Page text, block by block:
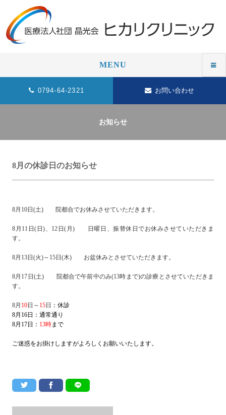
MENU
0794-64-2321 お問い合わせ
お知らせ
8月の休診日のお知らせ
8月10日(土) 院都合でお休みさせていただきます。
8月11日(日)、12日(月) 日曜日、振替休日でお休みさせていただきま
す。
8月13日(火)～15日(木) お盆休みとさせていただきます。
8月17日(土) 院都合で午前中のみ(13時まで)の診療とさせていただきま
す。
8月 10日～ 15日 ：休診
8月16日：通常通り
8月17日： 13時まで
ご迷惑をお掛けしますがよろしくお願いいたします。